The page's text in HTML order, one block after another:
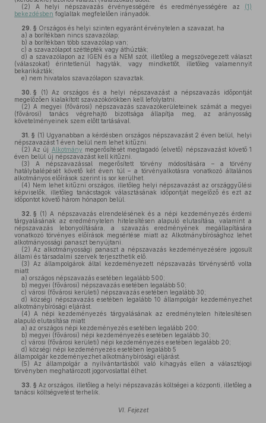
(2) A helyi népszavazás érvényességére és eredményességére az (1)
bekezdésben foglaltak megfelelően irányadók.
29. § Országos és helyi szinten egyaránt érvénytelen a szavazat, ha
a) a borítékban nincs szavazólap;
b) a borítékban több szavazólap van;
c) a szavazólapot széttépték vagy áthúzták;
d) a szavazólapon az IGEN és a NEM szót, illetőleg a megszövegezett választ
(válaszokat) érintetlenül hagyták, vagy mindkettőt, illetőleg valamennyit
bekarikázták;
e) nem hivatalos szavazólapon szavaztak.
30. § (1) Az országos és a helyi népszavazást a népszavazás időpontját
megelőzően kialakított szavazókörökben kell lefolytatni.
(2) A megyei (fővárosi) népszavazás szavazókerületeinek számát a megyei
(fővárosi) tanács végrehajtó bizottsága állapítja meg, az arányosság
követelményeinek szem előtt tartásával.
31. § (1) Ugyanabban a kérdésben országos népszavazást 2 éven belül, helyi
népszavazást 1 éven belül nem lehet kitűzni.
(2) Az új Alkotmány megerősítését megtagadó (elvető) népszavazást követő 1
éven belül új népszavazást kell kitűzni.
(3) A népszavazással megerősített törvény módosítására – a törvény
hatálybalépését követő két éven túl – a törvényalkotásra vonatkozó általános
alkotmányos előírások szerint is sor kerülhet.
(4) Nem lehet kitűzni országos, illetőleg helyi népszavazást az országgyűlési
képviselők, illetőleg tanácstagok választásának időpontját megelőző és ezt az
időpontot követő három hónapon belül.
32. § (1) A népszavazás elrendelésének és a népi kezdeményezés érdemi
tárgyalásának az eredménytelen hitelesítésen alapuló elutasítása, valamint a
népszavazás lebonyolítására, a szavazás eredményének megállapítására
vonatkozó törvényes előírások megsértése miatt az Alkotmánybírósághoz lehet
alkotmányossági panaszt benyújtani.
(2) Az alkotmányossági panaszt a népszavazás kezdeményezésére jogosult
állami és társadalmi szervek terjeszthetik elő.
(3) Az állampolgárok által kezdeményezett népszavazás törvénysértő volta
miatt
a) országos népszavazás esetében legalább 500;
b) megyei (fővárosi) népszavazás esetében legalább 50;
c) városi (fővárosi kerületi) népszavazás esetében legalább 30;
d) községi népszavazás esetében legalább 10 állampolgár kezdeményezhet
alkotmánybírósági eljárást.
(4) A népi kezdeményezés tárgyalásának az eredménytelen hitelesítésen
alapuló elutasítása miatt
a) az országos népi kezdeményezés esetében legalább 200;
b) megyei (fővárosi) népi kezdeményezés esetében legalább 30;
c) városi (fővárosi kerületi) népi kezdeményezés esetében legalább 20;
d) községi népi kezdeményezés esetében legalább 5
állampolgár kezdeményezhet alkotmánybírósági eljárást.
(5) Az állampolgár a nyilvántartásból való kihagyás ellen a választójogi
törvényben meghatározott jogorvoslattal élhet.
33. § Az országos, illetőleg a helyi népszavazás költségei a központi, illetőleg a
tanácsi költségvetést terhelik.
VI. Fejezet